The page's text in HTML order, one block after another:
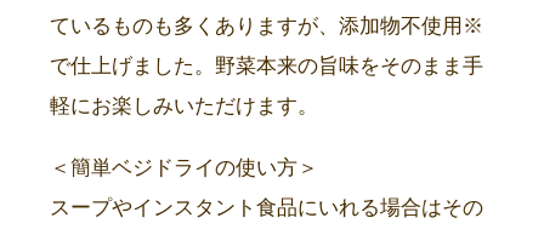
ているものも多くありますが、添加物不使用※
で仕上げました。野菜本来の旨味をそのまま手
軽にお楽しみいただけます。
＜簡単ベジドライの使い方＞
スープやインスタント食品にいれる場合はその